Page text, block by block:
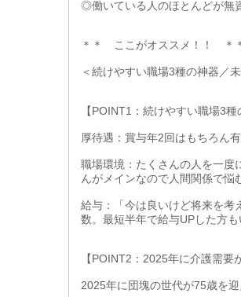
◎働いている人のほとんどが無
＊＊ ここがオススメ！！ ＊
＜続けやすい職場3種の神器／
【POINT1：続けやすい職場3種
厚待遇：賞与年2回はもちろん
職場環境：たくさんの人を一度
んがメインなので人間関係で悩
給与：「今は良いけど将来を考
数。最短半年で給与UPした方も
【POINT2：2025年に介護需要
2025年に団塊の世代が75歳を